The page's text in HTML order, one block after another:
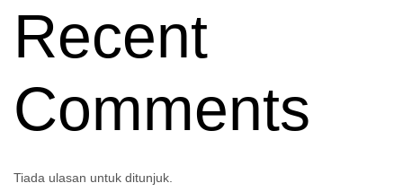
Recent
Comments
Tiada ulasan untuk ditunjuk.